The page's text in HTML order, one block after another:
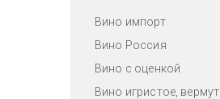
Вино импорт
Вино Россия
Вино с оценкой
Вино игристое, вермут